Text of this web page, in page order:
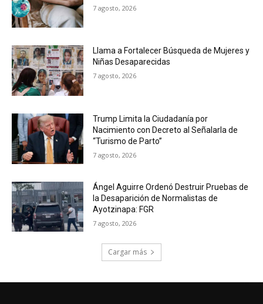
7 agosto, 2026
Llama a Fortalecer Búsqueda de Mujeres y
Niñas Desaparecidas
7 agosto, 2026
Trump Limita la Ciudadanía por
Nacimiento con Decreto al Señalarla de
“Turismo de Parto”
7 agosto, 2026
Ángel Aguirre Ordenó Destruir Pruebas de
la Desaparición de Normalistas de
Ayotzinapa: FGR
7 agosto, 2026
Cargar más